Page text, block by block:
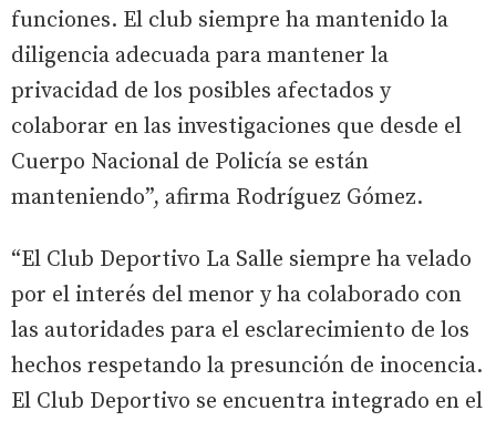
funciones. El club siempre ha mantenido la
diligencia adecuada para mantener la
privacidad de los posibles afectados y
colaborar en las investigaciones que desde el
Cuerpo Nacional de Policía se están
manteniendo”, afirma Rodríguez Gómez.
“El Club Deportivo La Salle siempre ha velado
por el interés del menor y ha colaborado con
las autoridades para el esclarecimiento de los
hechos respetando la presunción de inocencia.
El Club Deportivo se encuentra integrado en el